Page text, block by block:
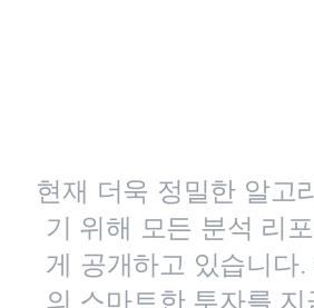
현재 더욱 정밀한 알고
기 위해 모든 분석 리
게 공개하고 있습니다
의 스마트한 투자를 지